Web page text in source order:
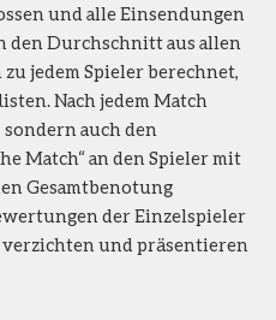
und alle Einsendungen
den Durchschnitt aus allen
jedem Spieler berechnet,
Nach jedem Match
auch den
Match“ an den Spieler mit
Gesamtbenotung
der Einzelspieler
und präsentieren